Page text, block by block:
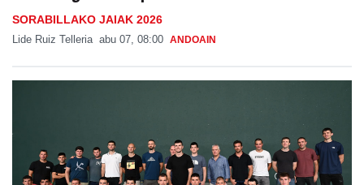
SORABILLAKO JAIAK 2026
Lide Ruiz Telleria abu 07, 08:00 ANDOAIN